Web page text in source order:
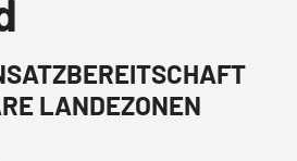
LANDEZONEN